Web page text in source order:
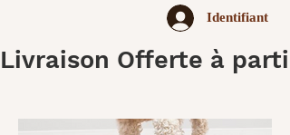
Identifiant
Livraison Offerte à